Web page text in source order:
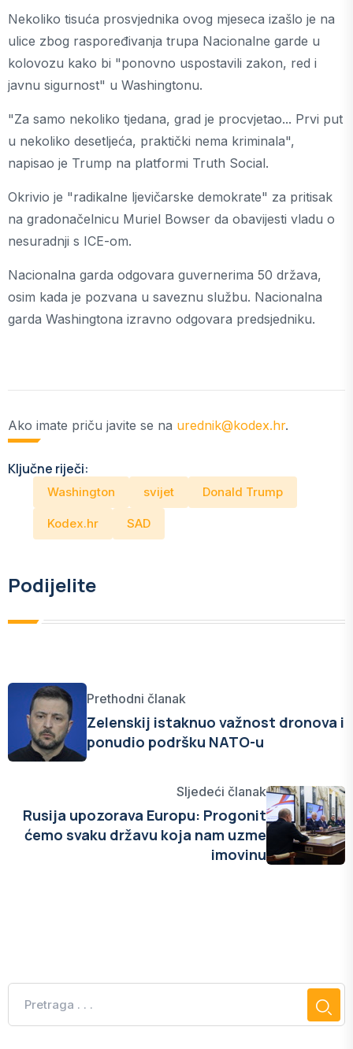
Nekoliko tisuća prosvjednika ovog mjeseca izašlo je na
ulice zbog raspoređivanja trupa Nacionalne garde u
kolovozu kako bi "ponovno uspostavili zakon, red i
javnu sigurnost" u Washingtonu.
"Za samo nekoliko tjedana, grad je procvjetao... Prvi put
u nekoliko desetljeća, praktički nema kriminala",
napisao je Trump na platformi Truth Social.
Okrivio je "radikalne ljevičarske demokrate" za pritisak
na gradonačelnicu Muriel Bowser da obavijesti vladu o
nesuradnji s ICE-om.
Nacionalna garda odgovara guvernerima 50 država,
osim kada je pozvana u saveznu službu. Nacionalna
garda Washingtona izravno odgovara predsjedniku.
Ako imate priču javite se na urednik@kodex.hr.
Ključne riječi:
Washington svijet Donald Trump
Kodex.hr SAD
Podijelite
Prethodni članak
Zelenskij istaknuo važnost dronova i
ponudio podršku NATO-u
Sljedeći članak
Rusija upozorava Europu: Progonit
ćemo svaku državu koja nam uzme
imovinu